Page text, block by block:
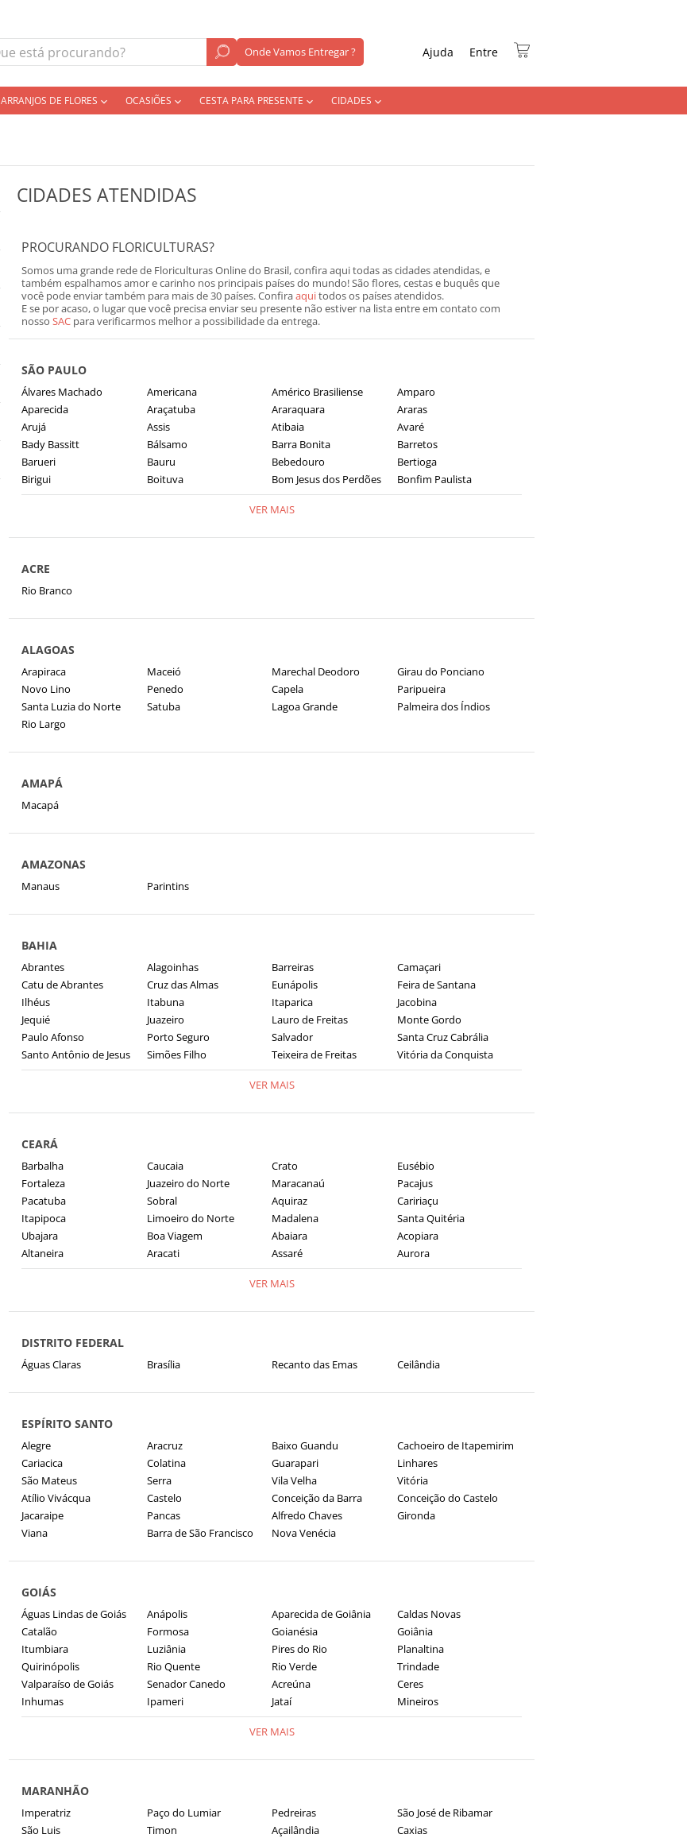
Onde Vamos Entregar ? Entre
Ajuda
ARRANJOS DE FLORES OCASIÕES CESTA PARA PRESENTE CIDADES
CIDADES ATENDIDAS
PROCURANDO FLORICULTURAS?
Somos uma grande rede de Floriculturas Online do Brasil, confira aqui todas as cidades atendidas, e
também espalhamos amor e carinho nos principais países do mundo! São flores, cestas e buquês que
você pode enviar também para mais de 30 países. Confiraaquitodos os países atendidos.
E se por acaso, o lugar que você precisa enviar seu presente não estiver na lista entre em contato com
nosso SAC para verificarmos melhor a possibilidade da entrega.
SÃO PAULO
Álvares Machado Americana Américo Brasiliense
Amparo
Aparecida
Araçatuba Araraquara
Araras
Arujá
Assis Atibaia
Avaré
Bady Bassitt
Bálsamo Barra Bonita
Barretos
Barueri
Bauru Bebedouro
Bertioga
Birigui
Boituva Bom Jesus dos Perdões Bonfim Paulista
VER MAIS
ACRE
Rio Branco
ALAGOAS
Arapiraca Maceió Marechal Deodoro
Girau do Ponciano
Novo Lino
Penedo Capela
Paripueira
Santa Luzia do Norte
Satuba Lagoa Grande
Palmeira dos Índios
Rio Largo
AMAPÁ
Macapá
AMAZONAS
Manaus Parintins
BAHIA
Abrantes Alagoinhas Barreiras
Camaçari
Catu de Abrantes
Cruz das Almas Eunápolis
Feira de Santana
Ilhéus
Itabuna Itaparica
Jacobina
Jequié
Juazeiro Lauro de Freitas
Monte Gordo
Paulo Afonso
Porto Seguro Salvador
Santa Cruz Cabrália
Santo Antônio de Jesus
Simões Filho Teixeira de Freitas Vitória da Conquista
VER MAIS
CEARÁ
Barbalha Caucaia Crato
Eusébio
Fortaleza
Juazeiro do Norte Maracanaú
Pacajus
Pacatuba
Sobral Aquiraz
Caririaçu
Itapipoca
Limoeiro do Norte Madalena
Santa Quitéria
Ubajara
Boa Viagem Abaiara
Acopiara
Altaneira
Aracati Assaré Aurora
VER MAIS
DISTRITO FEDERAL
Águas Claras Brasília Recanto das Emas Ceilândia
ESPÍRITO SANTO
Alegre Aracruz Baixo Guandu
Cachoeiro de Itapemirim
Cariacica
Colatina Guarapari
Linhares
São Mateus
Serra Vila Velha
Vitória
Atílio Vivácqua
Castelo Conceição da Barra
Conceição do Castelo
Jacaraipe
Pancas Alfredo Chaves
Gironda
Viana
Barra de São Francisco Nova Venécia
GOIÁS
Águas Lindas de Goiás Anápolis Aparecida de Goiânia
Caldas Novas
Catalão
Formosa Goianésia
Goiânia
Itumbiara
Luziânia Pires do Rio
Planaltina
Quirinópolis
Rio Quente Rio Verde
Trindade
Valparaíso de Goiás
Senador Canedo Acreúna
Ceres
Inhumas
Ipameri Jataí Mineiros
VER MAIS
MARANHÃO
Imperatriz Paço do Lumiar Pedreiras
São José de Ribamar
São Luis
Timon Açailândia
Caxias